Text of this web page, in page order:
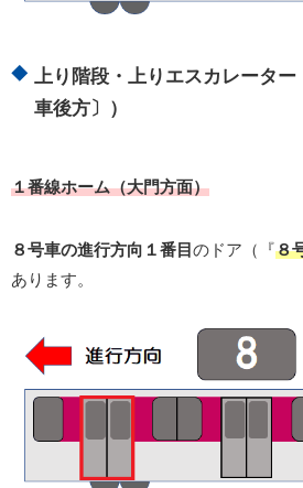
上り階段・上りエスカレータ
車後方〕）
１番線ホーム（大門方面）
８号車の進行方向１番目 のドア（『８
あります。